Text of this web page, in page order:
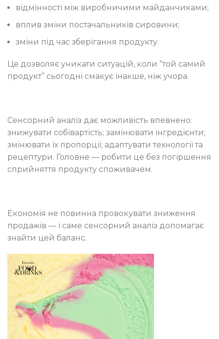
відмінності між виробничими майданчиками;
вплив зміни постачальників сировини;
зміни під час зберігання продукту.
Це дозволяє уникати ситуацій, коли “той самий
продукт” сьогодні смакує інакше, ніж учора.
Сенсорний аналіз дає можливість впевнено:
знижувати собівартість; замінювати інгредієнти;
змінювати їх пропорції; адаптувати технології та
рецептури. Головне — робити це без погіршення
сприйняття продукту споживачем.
Економія не повинна провокувати зниження
продажів — і саме сенсорний аналіз допомагає
знайти цей баланс.